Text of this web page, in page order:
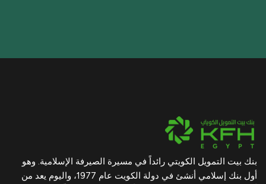
بنك بيت التمويل الكويتي رائداً في مسيرة الصيرفة الإسلامية. وهو
أول بنك إسلامي أنشئ في دولة الكويت عام 1977، واليوم يعد من